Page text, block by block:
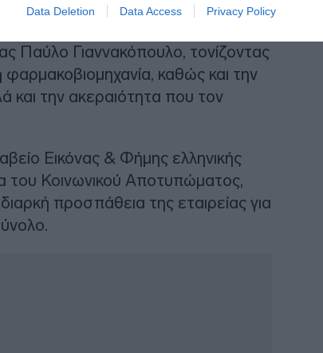
Data Deletion Data Access Privacy Policy
Παναγούλιας, έκανε ιδιαίτερη
Παύλο Γιαννακόπουλο, τονίζοντας
φαρμακοβιομηχανία, καθώς και την
και την ακεραιότητα που τον
Εικόνας & Φήμης ελληνικής
του Κοινωνικού Αποτυπώματος,
προσπάθεια της εταιρείας για